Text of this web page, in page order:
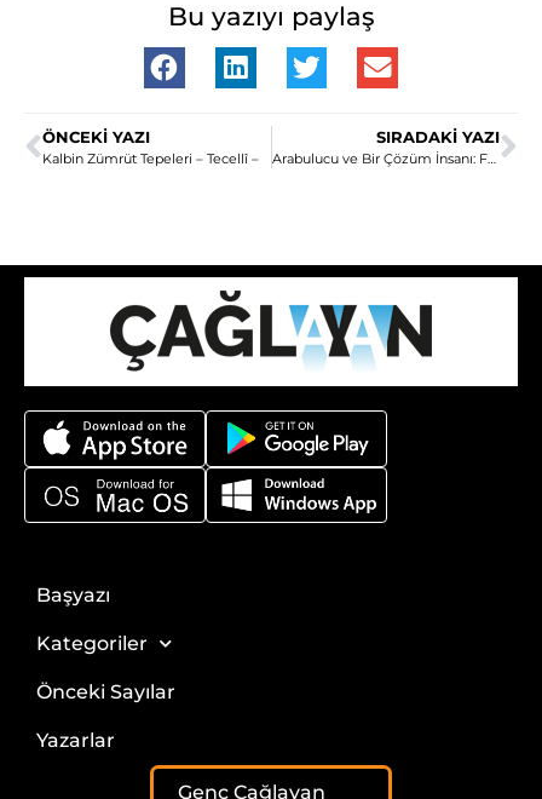
Bu yazıyı paylaş
ÖNCEKI YAZI
Kalbin Zümrüt Tepeleri – Tecellî –
SIRADAKI YAZI
Arabulucu ve Bir Çözüm İnsanı: Fethullah Gülen Hocaefendi
Başyazı
Kategoriler
Önceki Sayılar
Yazarlar
Genç Çağlayan